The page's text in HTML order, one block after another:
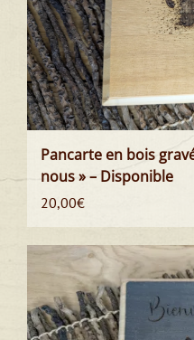
Pancarte en bois
nous » – Disponible
20,00€